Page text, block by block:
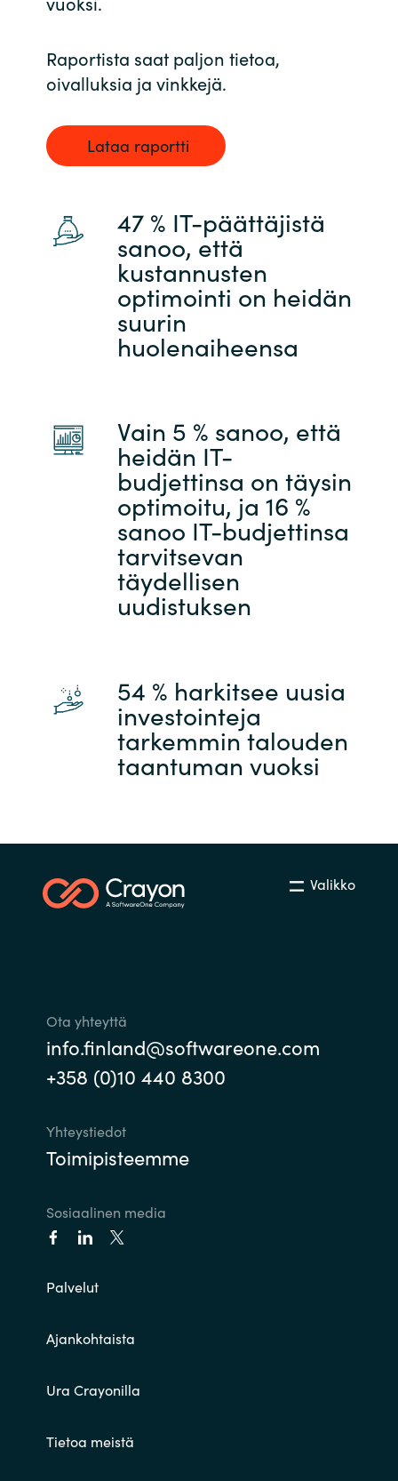
Kuwait
Latvia
Lithuania
Middle East
Netherlands
Norway
Poland
Portugal
Qatar
Romania
Slovenia
Singapore
Spain
Switzerland
United States
Raportista saat paljon tietoa,
oivalluksia ja vinkkejä.
Lataa raportti
47 % IT-päättäjistä
sanoo, että
kustannusten
optimointi on heidän
suurin
huolenaiheensa
Vain 5 % sanoo, että
heidän IT-
budjettinsa on täysin
optimoitu, ja 16 %
sanoo IT-budjettinsa
tarvitsevan
täydellisen
uudistuksen
54 % harkitsee uusia
investointeja
tarkemmin talouden
taantuman vuoksi
Valikko
Ota yhteyttä
info.finland@softwareone.com
+358 (0)10 440 8300
Yhteystiedot
Toimipisteemme
Sosiaalinen media
Palvelut
Ajankohtaista
Ura Crayonilla
Tietoa meistä